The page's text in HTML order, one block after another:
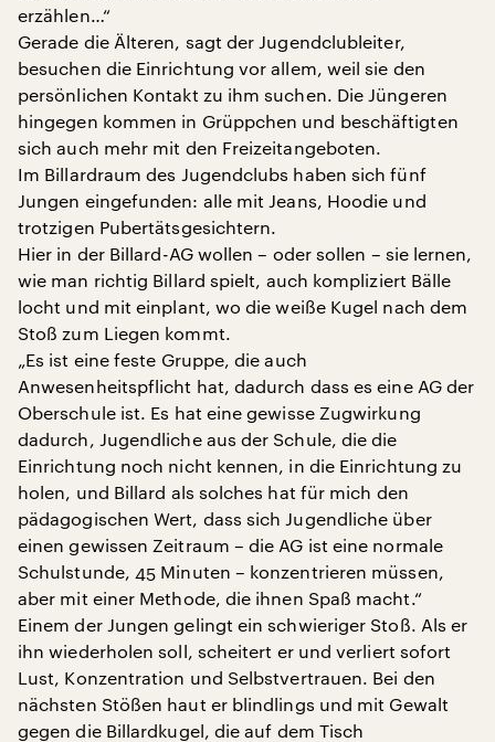
erzählen…“
Gerade die Älteren, sagt der Jugendclubleiter,
besuchen die Einrichtung vor allem, weil sie den
persönlichen Kontakt zu ihm suchen. Die Jüngeren
hingegen kommen in Grüppchen und beschäftigten
sich auch mehr mit den Freizeitangeboten.
Im Billardraum des Jugendclubs haben sich fünf
Jungen eingefunden: alle mit Jeans, Hoodie und
trotzigen Pubertätsgesichtern.
Hier in der Billard-AG wollen – oder sollen – sie lernen,
wie man richtig Billard spielt, auch kompliziert Bälle
locht und mit einplant, wo die weiße Kugel nach dem
Stoß zum Liegen kommt.
„Es ist eine feste Gruppe, die auch
Anwesenheitspflicht hat, dadurch dass es eine AG der
Oberschule ist. Es hat eine gewisse Zugwirkung
dadurch, Jugendliche aus der Schule, die die
Einrichtung noch nicht kennen, in die Einrichtung zu
holen, und Billard als solches hat für mich den
pädagogischen Wert, dass sich Jugendliche über
einen gewissen Zeitraum – die AG ist eine normale
Schulstunde, 45 Minuten – konzentrieren müssen,
aber mit einer Methode, die ihnen Spaß macht.“
Einem der Jungen gelingt ein schwieriger Stoß. Als er
ihn wiederholen soll, scheitert er und verliert sofort
Lust, Konzentration und Selbstvertrauen. Bei den
nächsten Stößen haut er blindlings und mit Gewalt
gegen die Billardkugel, die auf dem Tisch